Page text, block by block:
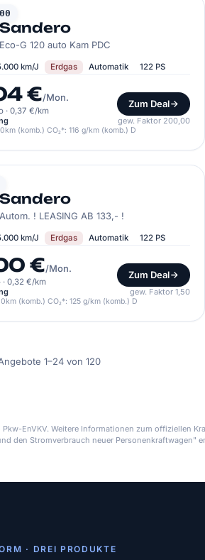
G 120 auto Kam PDC
km/J Erdgas Automatik 122 PS
€/Mon.
· 0,37 €/km
Zum Deal
gew. Faktor 200,00
(komb.) CO₂*: 116 g/km (komb.) D
! LEASING AB 133,- !
km/J Erdgas Automatik 122 PS
€/Mon.
· 0,32 €/km
Zum Deal
gew. Faktor 1,50
(komb.) CO₂*: 125 g/km (komb.) D
1–24 von 120
Pkw-EnVKV. Weitere Informationen zum offiziellen
den Stromverbrauch neuer Personenkraftwagen"
· DREI PRODUKTE